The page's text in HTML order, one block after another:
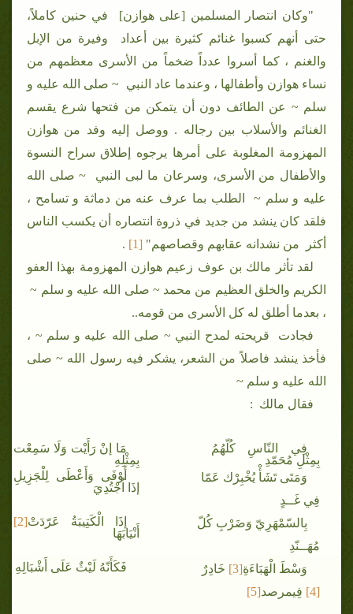
"وكان انتصار المسلمين [على هوازن] في حنين كاملاً،
حتى أنهم كسبوا غنائم كثيرة بين أعداد وفيرة من الإبل
والغنم ، كما أسروا عدداً ضخماً من الأسرى معظمهم من
نساء هوازن وأطفالها ، وعندما عاد النبي ~ صلى الله عليه و
سلم ~ عن الطائف دون أن يتمكن من فتحها شرع يقسم
الغنائم والأسلاب بين رجاله . ووصل إليه وفد من هوازن
المهزومة المغلوبة على أمرها يرجوه إطلاق سراح النسوة
والأطفال من الأسرى، وسرعان ما لبى النبي ~ صلى الله
عليه و سلم ~ الطلب بما عرف عنه من دماثة و تسامح ،
فلقد كان ينشد من جديد في ذروة انتصاره أن يكسب الناس
أكثر من نشدانه عقابهم وقصاصهم" [1]
.
لقد تأثر مالك بن عوف زعيم هوازن المهزومة بهذا العفو
الكريم والخلق العظيم من محمد ~ صلى الله عليه و سلم ~
، بعدما أطلق له كل الأسرى من قومه..
فجادت قريحته لمدح النبي ~ صلى الله عليه و سلم ~ ،
فأخذ ينشد فاصلاً من الشعر، يشكر فيه رسول الله ~ صلى
الله عليه و سلم ~
فقال مالك :
فِي النّاسِ كُلّهُمُ
بِمِثْلِ مُحَمّدِ
مَا إنْ رَأَيْت وَلَا سَمِعْت
بِمِثْلِهِ
وَمَتَى تَشَأْ يُخْبِرْك عَمّا
فِي غَــدٍ
أَوْفَى وَأَعْطَى لِلْجَزِيلِ
إذَا اُجْتُدِيَ
بِالسّمْهَرِيّ وَضَرْبِ كُلّ
مُهَــنّدِ
إذَا الْكَتِيبَةُ عَرّدَتْ[2]
أَنْيَابَهَا
وَسْطَ الْهَبَاءَةِ[3]
خَادِرٌ
[4]
فِيمرصد[
5]
فَكَأَنّهُ لَيْثٌ عَلَى أَشْبَالِهِ